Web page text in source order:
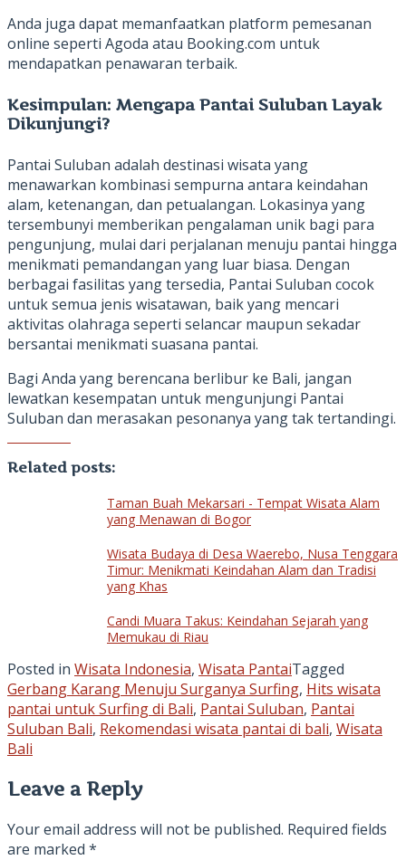
Anda juga dapat memanfaatkan platform pemesanan
online seperti Agoda atau Booking.com untuk
mendapatkan penawaran terbaik.
Kesimpulan: Mengapa Pantai Suluban Layak
Dikunjungi?
Pantai Suluban adalah destinasi wisata yang
menawarkan kombinasi sempurna antara keindahan
alam, ketenangan, dan petualangan. Lokasinya yang
tersembunyi memberikan pengalaman unik bagi para
pengunjung, mulai dari perjalanan menuju pantai hingga
menikmati pemandangan yang luar biasa. Dengan
berbagai fasilitas yang tersedia, Pantai Suluban cocok
untuk semua jenis wisatawan, baik yang mencari
aktivitas olahraga seperti selancar maupun sekadar
bersantai menikmati suasana pantai.
Bagi Anda yang berencana berlibur ke Bali, jangan
lewatkan kesempatan untuk mengunjungi Pantai
Suluban dan merasakan pesonanya yang tak tertandingi.
Related posts:
Taman Buah Mekarsari - Tempat Wisata Alam
yang Menawan di Bogor
Wisata Budaya di Desa Waerebo, Nusa Tenggara
Timur: Menikmati Keindahan Alam dan Tradisi
yang Khas
Candi Muara Takus: Keindahan Sejarah yang
Memukau di Riau
Posted in Wisata Indonesia, Wisata PantaiTagged
Gerbang Karang Menuju Surganya Surfing, Hits wisata
pantai untuk Surfing di Bali, Pantai Suluban, Pantai
Suluban Bali, Rekomendasi wisata pantai di bali, Wisata
Bali
Leave a Reply
Your email address will not be published. Required fields
are marked *